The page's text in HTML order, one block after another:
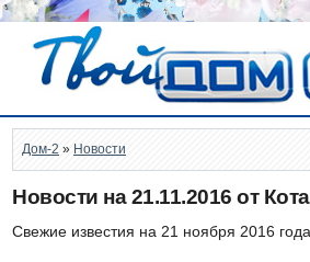
Дом-2 » Новости
Новости на 21.11.2016 от
Свежие известия на 21 ноября 2016